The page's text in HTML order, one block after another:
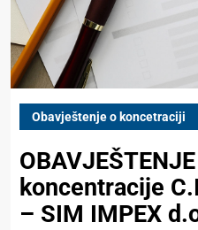
Obavještenje o koncetraciji
koncentracije
– SIM IMPEX